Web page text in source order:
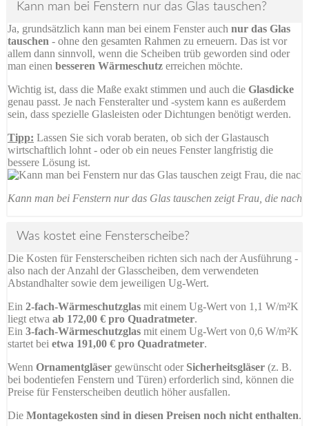
Kann man bei Fenstern nur das Glas tauschen?
Ja, grundsätzlich kann man bei einem Fenster auch nur das Glas
tauschen - ohne den gesamten Rahmen zu erneuern. Das ist vor
allem dann sinnvoll, wenn die Scheiben trüb geworden sind oder
man einen besseren Wärmeschutz erreichen möchte.
Wichtig ist, dass die Maße exakt stimmen und auch die Glasdicke
genau passt. Je nach Fensteralter und -system kann es außerdem
sein, dass spezielle Glasleisten oder Dichtungen benötigt werden.
Tipp: Lassen Sie sich vorab beraten, ob sich der Glastausch
wirtschaftlich lohnt - oder ob ein neues Fenster langfristig die
bessere Lösung ist.
Kann man bei Fenstern nur das Glas tauschen zeigt Frau, die
Was kostet eine Fensterscheibe?
Die Kosten für Fensterscheiben richten sich nach der Ausführung -
also nach der Anzahl der Glasscheiben, dem verwendeten
Abstandhalter sowie dem jeweiligen Ug-Wert.
Ein 2-fach-Wärmeschutzglas mit einem Ug-Wert von 1,1 W/m²K
liegt etwa ab 172,00 € pro Quadratmeter.
Ein 3-fach-Wärmeschutzglas mit einem Ug-Wert von 0,6 W/m²K
startet bei etwa 191,00 € pro Quadratmeter.
Wenn Ornamentgläser gewünscht oder Sicherheitsgläser (z. B.
bei bodentiefen Fenstern und Türen) erforderlich sind, können die
Preise für Fensterscheiben deutlich höher ausfallen.
Die Montagekosten sind in diesen Preisen noch nicht enthalten.